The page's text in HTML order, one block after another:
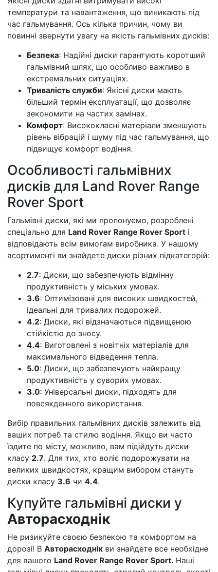
температури та навантаження, що виникають під
час гальмування. Ось кілька причин, чому ви
повинні звернути увагу на якість гальмівних дисків:
Безпека: Надійні диски гарантують коротший
гальмівний шлях, що особливо важливо в
екстремальних ситуаціях.
Тривалість служби: Якісні диски мають
більший термін експлуатації, що дозволяє
зекономити на частих замінах.
Комфорт: Висококласні матеріали зменшують
рівень вібрацій і шуму під час гальмування, що
підвищує комфорт водіння.
Особливості гальмівних
дисків для Land Rover Range
Rover Sport
Гальмівні диски, які ми пропонуємо, розроблені
спеціально для Land Rover Range Rover Sport і
відповідають всім вимогам виробника. У нашому
асортименті ви знайдете диски різних підкатегорій:
2.7: Диски, що забезпечують відмінну
продуктивність у міських умовах.
3.6: Оптимізовані для високих швидкостей,
ідеальні для тривалих подорожей.
4.2: Диски, які відзначаються підвищеною
стійкістю до зносу.
4.4: Виготовлені з новітніх матеріалів для
максимального відведення тепла.
5.0: Диски, що забезпечують найкращу
продуктивність у суворих умовах.
3.0: Універсальні диски, підходять для
повсякденного використання.
Вибір правильних гальмівних дисків залежить від
ваших потреб та стилю водіння. Якщо ви часто
їздите по місту, можливо, вам підійдуть диски
класу 2.7. Для тих, хто воліє подорожувати на
великих швидкостях, кращим вибором стануть
диски класу 3.6 чи 4.4.
Купуйте гальмівні диски у
Авторасходнік
Не ризикуйте своєю безпекою та комфортом на
дорозі! В Авторасходнік ви знайдете все необхідне
для вашого Land Rover Range Rover Sport. Наші